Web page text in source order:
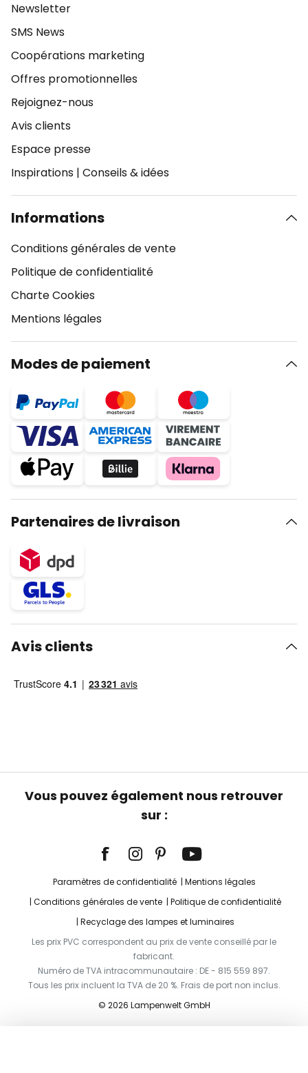
Newsletter
SMS News
Coopérations marketing
Offres promotionnelles
Rejoignez-nous
Avis clients
Espace presse
Inspirations | Conseils & idées
Informations
Conditions générales de vente
Politique de confidentialité
Charte Cookies
Mentions légales
Modes de paiement
Partenaires de livraison
Avis clients
Vous pouvez également nous retrouver
sur :
Paramètres de confidentialité
Mentions légales
Conditions générales de vente
Politique de confidentialité
Recyclage des lampes et luminaires
Les prix PVC correspondent au prix de vente conseillé par le
fabricant.
Numéro de TVA intracommunautaire : DE - 815 559 897.
Tous les prix incluent la TVA de 20 %. Frais de port non inclus.
© 2026 Lampenwelt GmbH